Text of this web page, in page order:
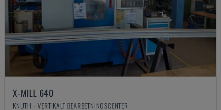
X-MILL 640
KNUTH - VERTIKALT BEARBETNINGSCENTER